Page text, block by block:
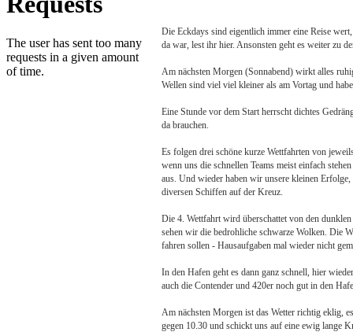
Die Eckdays sind eigentlich immer eine Reise
da war, lest ihr hier. Ansonsten geht es weiter zu
Am nächsten Morgen (Sonnabend) wirkt alles
Wellen sind viel viel kleiner als am Vortag und
Eine Stunde vor dem Start herrscht dichtes
da brauchen.
Es folgen drei schöne kurze Wettfahrten von
wenn uns die schnellen Teams meist einfach
aus. Und wieder haben wir unsere kleinen
diversen Schiffen auf der Kreuz.
Die 4. Wettfahrt wird überschattet von den
sehen wir die bedrohliche schwarze Wolken. Die
fahren sollen - Hausaufgaben mal wieder nicht
In den Hafen geht es dann ganz schnell, hier
auch die Contender und 420er noch gut in den
Am nächsten Morgen ist das Wetter richtig eklig,
gegen 10.30 und schickt uns auf eine ewig lange